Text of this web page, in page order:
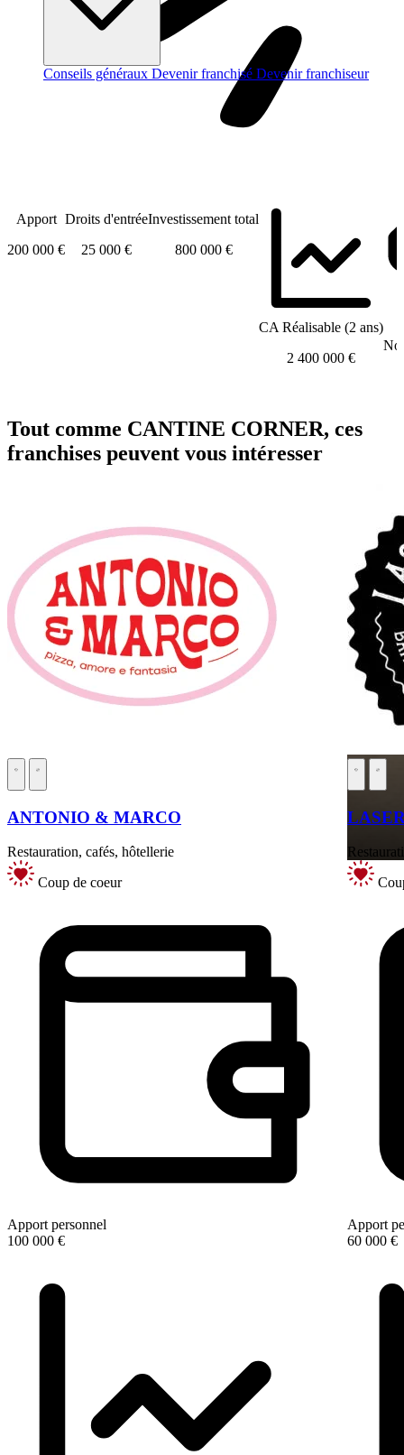
Conseils généraux Devenir franchisé Devenir franchiseur
Apport
200 000 €
Droits d'entrée
25 000 €
Investissement total
800 000 €
CA Réalisable (2 ans)
2 400 000 €
Tout comme CANTINE CORNER, ces
franchises peuvent vous intéresser
ANTONIO & MARCO
Restauration, cafés, hôtellerie
Coup de coeur
Apport personnel
100 000 €
Apport
60 000 €